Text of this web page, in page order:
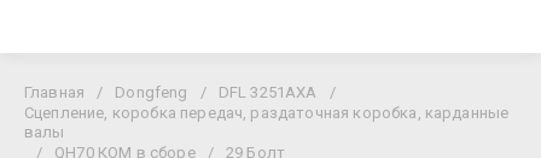
Главная / Dongfeng / DFL 3251AXA
/
Сцепление, коробка передач, раздаточная коробка, карданные
валы
/
QH70 КОМ в сборе / 29 Болт